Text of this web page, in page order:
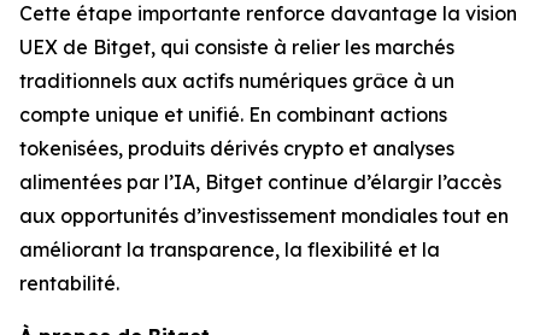
Cette étape importante renforce davantage la vision
UEX de Bitget, qui consiste à relier les marchés
traditionnels aux actifs numériques grâce à un
compte unique et unifié. En combinant actions
tokenisées, produits dérivés crypto et analyses
alimentées par l’IA, Bitget continue d’élargir l’accès
aux opportunités d’investissement mondiales tout en
améliorant la transparence, la flexibilité et la
rentabilité.